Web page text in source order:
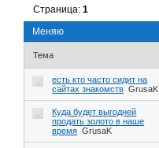
Меняю
Страница:1
Тема
есть кто часто сидит на
сайтах знакомств GrusaK
Куда будет выгодней
продать золото в наше
время GrusaK